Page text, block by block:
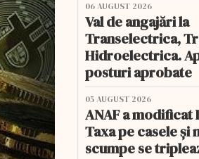
06 AUGUST 2026
Val de angajări la
Transelectrica,
Hidroelectrica.
posturi aprobate
05 AUGUST 2026
ANAF a modificat
Taxa pe casele și
scumpe se